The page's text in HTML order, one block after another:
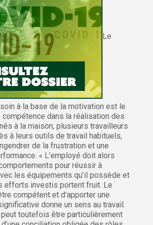
Le
à la base de la motivation est le
dans la réalisation des
à la maison, plusieurs travailleurs
à leurs outils de travail habituels,
de la frustration et une
« L’employé doit alors
pour réussir à
les équipements qu’il possède et
efforts investis portent fruit. Le
compétent et d’apporter une
donne un sens au travail.
toutefois être particulièrement